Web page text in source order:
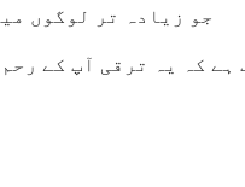
جو زیادہ تر لوگوں
ہے کہ یہ ترقی آپ کے